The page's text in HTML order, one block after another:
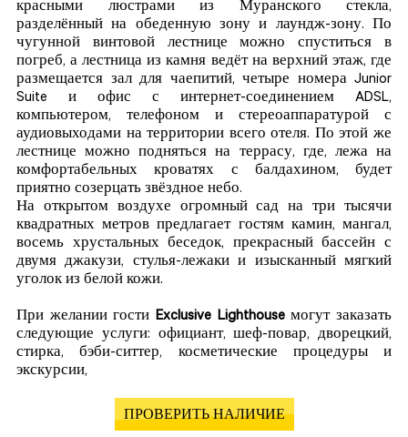
красными люстрами из Муранского стекла,
разделённый на обеденную зону и лаундж-зону. По
чугунной винтовой лестнице можно спуститься в
погреб, а лестница из камня ведёт на верхний этаж, где
размещается зал для чаепитий, четыре номера Junior
Suite и офис с интернет-соединением ADSL,
компьютером, телефоном и стереоаппаратурой с
аудиовыходами на территории всего отеля. По этой же
лестнице можно подняться на террасу, где, лежа на
комфортабельных кроватях с балдахином, будет
приятно созерцать звёздное небо.
На открытом воздухе огромный сад на три тысячи
квадратных метров предлагает гостям камин, мангал,
восемь хрустальных беседок, прекрасный бассейн с
двумя джакузи, стулья-лежаки и изысканный мягкий
уголок из белой кожи.
При желании гости Exclusive Lighthouseмогут заказать
следующие услуги: официант, шеф-повар, дворецкий,
стирка, бэби-ситтер, косметические процедуры и
экскурсии,
ПРОВЕРИТЬ НАЛИЧИЕ